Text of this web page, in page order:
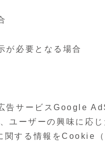
必要となる場合
告サービスGoogle
ーザーの興味に応
関する情報をCookie